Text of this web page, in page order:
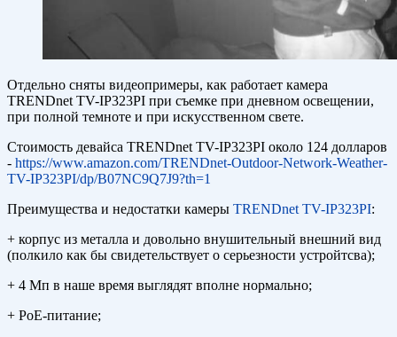
Отдельно сняты видеопримеры, как работает камера
TRENDnet TV-IP323PI при съемке при дневном освещении,
при полной темноте и при искусственном свете.
Стоимость девайса TRENDnet TV-IP323PI около 124 долларов
- https://www.amazon.com/TRENDnet-Outdoor-Network-Weather-
TV-IP323PI/dp/B07NC9Q7J9?th=1
Преимущества и недостатки камеры TRENDnet TV-IP323PI:
+ корпус из металла и довольно внушительный внешний вид
(полкило как бы свидетельствует о серьезности устройтсва);
+ 4 Мп в наше время выглядят вполне нормально;
+ PoE-питание;